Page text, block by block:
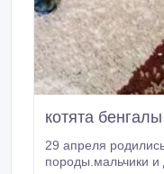
котята бенгалы
29 апреля
породы.мальчики и